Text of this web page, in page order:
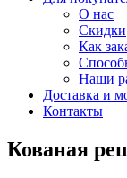
О нас
Скидки
Как
Наши
Доставка и
Контакты
Кованая